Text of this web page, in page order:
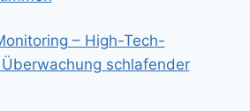
– High-Tech-
schlafender